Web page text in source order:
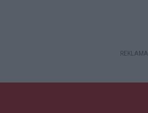
REKLAMA